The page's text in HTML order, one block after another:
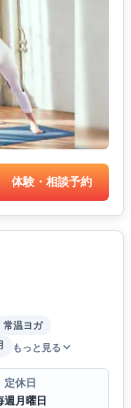
体験・相談予約
常温ヨガ
もっと見る
定休日
週月曜日